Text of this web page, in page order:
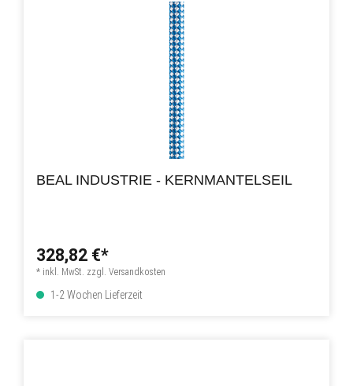
BEAL INDUSTRIE - KERNMANTELSEIL
328,82 €*
* inkl. MwSt. zzgl. Versandkosten
1-2 Wochen Lieferzeit